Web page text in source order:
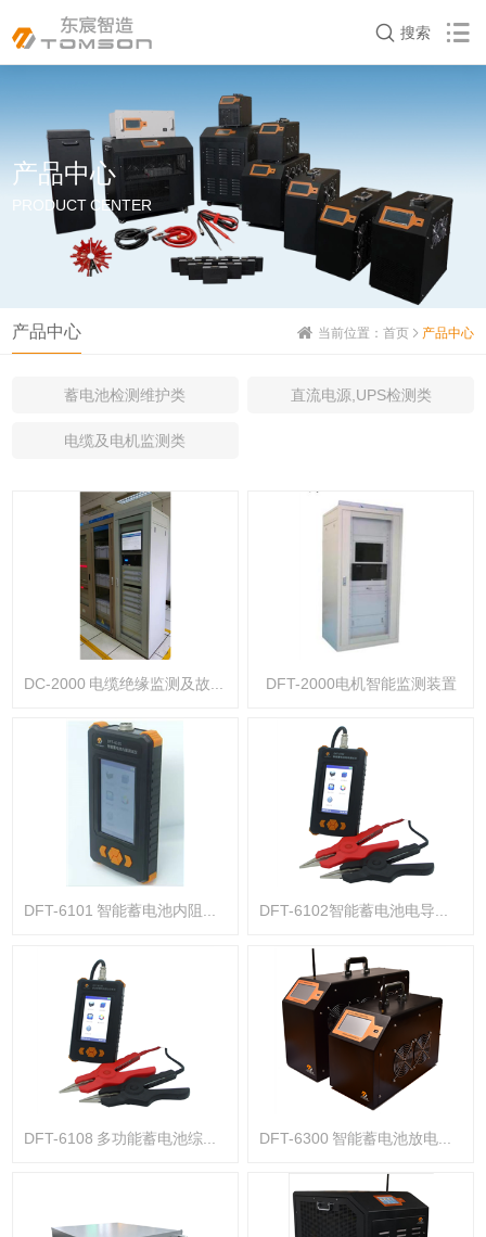
搜索
产品中心
PRODUCT CENTER
当前位置： 首页 产品中心
产品中心
蓄电池检测维护类 直流电源,UPS检测类
电缆及电机监测类
DC-2000 电缆绝缘监测及故障预警定位系统 DFT-2000电机智能监测装置
DFT-6101 智能蓄电池内阻测试仪 DFT-6102智能蓄电池电导测试仪
DFT-6108 多功能蓄电池综合分析仪 DFT-6300 智能蓄电池放电监测仪